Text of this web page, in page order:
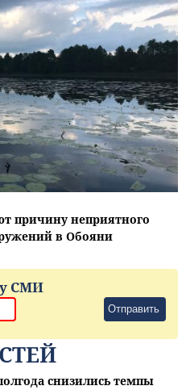
причину неприятного
в Обояни
СМИ
Отправить
снизились темпы